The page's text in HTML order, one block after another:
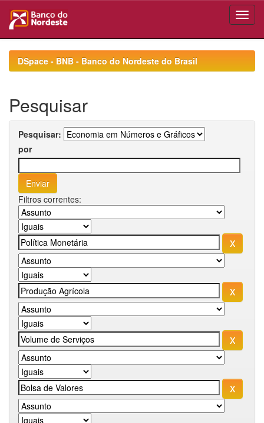
navigationDSpace - BNB - Banco do Nordeste do Brasil
Pesquisar
Pesquisar:
por
Filtros correntes: